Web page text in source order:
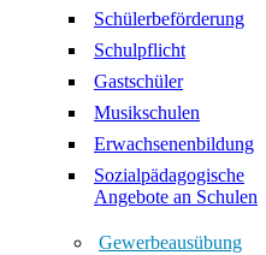
Schülerbeförderung
Schulpflicht
Gastschüler
Musikschulen
Erwachsenenbildung
Sozialpädagogische
Angebote an Schulen
Gewerbeausübung